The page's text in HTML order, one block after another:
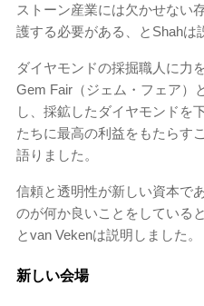
ストーン産業には欠かせない
護する必要がある、とShahは
ダイヤモンドの採掘職人に力
Gem Fair（ジェム・フェア）
し、採鉱したダイヤモンドを
たちに最高の利益をもたらす
語りました。
信頼と透明性が新しい資本で
のが何か良いことをしている
とvan Vekenは説明しました。
新しい会場